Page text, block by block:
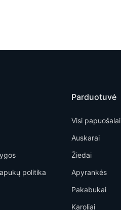
politika
Parduotuvė
Visi papuošalai
Auskarai
Žiedai
Apyrankės
Pakabukai
Karoliai